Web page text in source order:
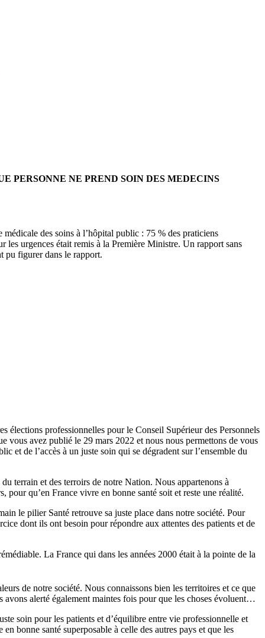
PERSONNE NE PREND SOIN DES MEDECINS
des soins à l’hôpital public : 75 % des praticiens
les urgences était remis à la Première Ministre. Un rapport sans
pu figurer dans le rapport.
professionnelles pour le Conseil Supérieur des Personnels
vous avez publié le 29 mars 2022 et nous nous permettons de vous
et de l’accès à un juste soin qui se dégradent sur l’ensemble du
terrain et des terroirs de notre Nation. Nous appartenons à
qu’en France vivre en bonne santé soit et reste une réalité.
le pilier Santé retrouve sa juste place dans notre société. Pour
dont ils ont besoin pour répondre aux attentes des patients et de
La France qui dans les années 2000 était à la pointe de la
de notre société. Nous connaissons bien les territoires et ce que
alerté également maintes fois pour que les choses évoluent…
soin pour les patients et d’équilibre entre vie professionnelle et
bonne santé superposable à celle des autres pays et que les